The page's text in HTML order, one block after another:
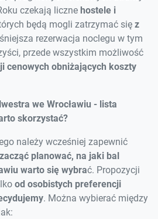
czekają liczne hostele i
będą mogli zatrzymać się z
rezerwacja noclegu w tym
przede wszystkim możliwość
cenowych obniżających koszty
we Wrocławiu - lista
skorzystać?
należy wcześniej zapewnić
planować, na jaki bal
warto się wybrać. Propozycji
od osobistych preferencji
. Można wybierać między